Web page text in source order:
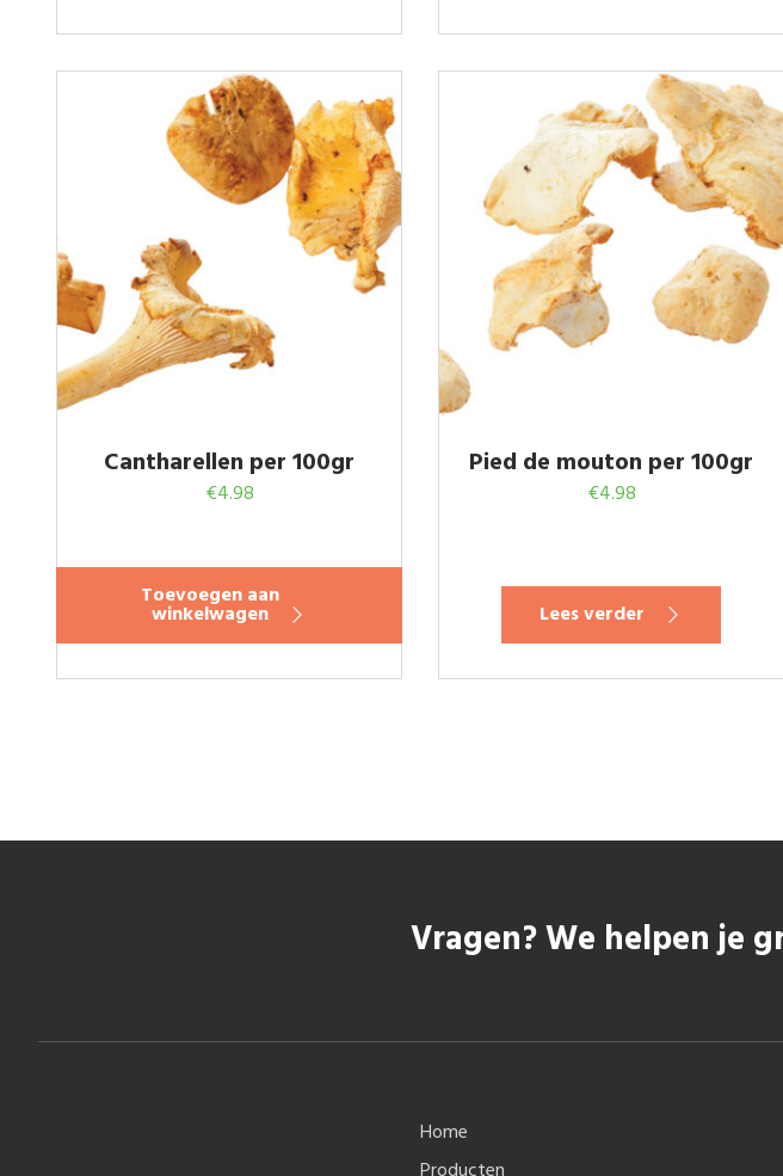
Cantharellen per 100gr
€4.98
Toevoegen aan
winkelwagen
Pied de mouton per 100gr
€4.98
Lees verder
Vragen? We helpen je
Home